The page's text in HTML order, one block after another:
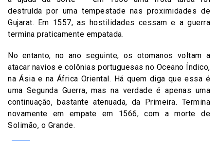
destruída por uma tempestade nas proximidades de
Gujarat. Em 1557, as hostilidades cessam e a guerra
termina praticamente empatada.
No entanto, no ano seguinte, os otomanos voltam a
atacar navios e colônias portuguesas no Oceano Índico,
na Ásia e na África Oriental. Há quem diga que essa é
uma Segunda Guerra, mas na verdade é apenas uma
continuação, bastante atenuada, da Primeira. Termina
novamente em empate em 1566, com a morte de
Solimão, o Grande.